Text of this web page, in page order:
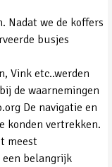
Nadat we de koffers
busjes
Vink etc..werden
de waarnemingen
De navigatie en
konden vertrekken.
meest
belangrijk